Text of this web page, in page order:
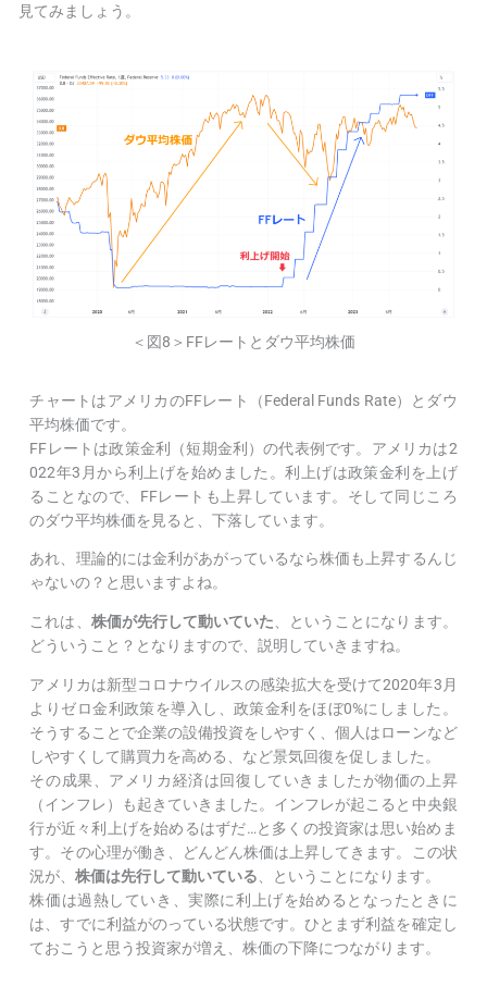
見てみましょう。
＜図8＞FFレートとダウ平均株価
チャートはアメリカのFFレート（Federal Funds Rate）とダウ
平均株価です。
FFレートは政策金利（短期金利）の代表例です。アメリカは2
022年3月から利上げを始めました。利上げは政策金利を上げ
ることなので、FFレートも上昇しています。そして同じころ
のダウ平均株価を見ると、下落しています。
あれ、理論的には金利があがっているなら株価も上昇するんじ
ゃないの？と思いますよね。
これは、 株価が先行して動いていた 、ということになります。
どういうこと？となりますので、説明していきますね。
アメリカは新型コロナウイルスの感染拡大を受けて2020年3月
よりゼロ金利政策を導入し、政策金利をほぼ0%にしました。
そうすることで企業の設備投資をしやすく、個人はローンなど
しやすくして購買力を高める、など景気回復を促しました。
その成果、アメリカ経済は回復していきましたが物価の上昇
（インフレ）も起きていきました。インフレが起こると中央銀
行が近々利上げを始めるはずだ…と多くの投資家は思い始めま
す。その心理が働き、どんどん株価は上昇してきます。この状
況が、株価は先行して動いている 、ということになります。
株価は過熱していき、実際に利上げを始めるとなったときに
は、すでに利益がのっている状態です。ひとまず利益を確定し
ておこうと思う投資家が増え、株価の下降につながります。